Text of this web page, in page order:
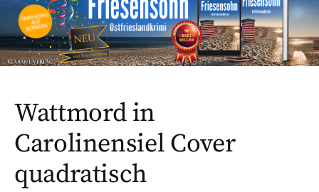
Wattmord in
Carolinensiel Cover
quadratisch